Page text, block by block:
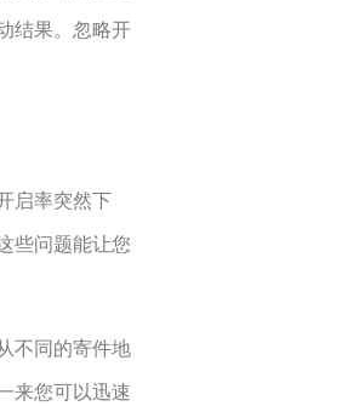
结果。忽略开
启率突然下
些问题能让您
不同的寄件地
来您可以迅速